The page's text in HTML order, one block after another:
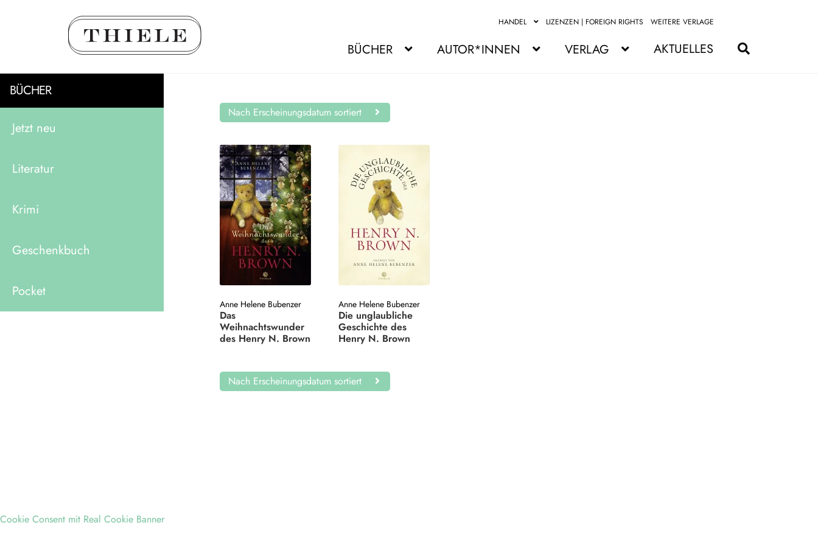
HANDEL LIZENZEN | FOREIGN RIGHTS WEITERE VERLAGE
springen
springen
BÜCHER AUTOR*INNEN VERLAG AKTUELLES
BÜCHER
Jetzt neu
Literatur
Krimi
Geschenkbuch
Pocket
Nach Erscheinungsdatum sortiert
Anne Helene Bubenzer
Das
Weihnachtswunder
des Henry N. Brown
Anne Helene Bubenzer
Die unglaubliche
Geschichte des
Henry N. Brown
Nach Erscheinungsdatum sortiert
Cookie Consent mit Real Cookie Banner